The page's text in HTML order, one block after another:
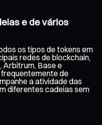
e de vários
os tipos de tokens em
redes de blockchain,
Arbitrum, Base e
de
a atividade das
diferentes cadeias sem